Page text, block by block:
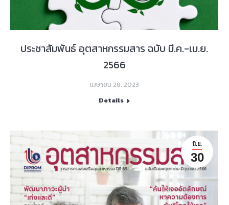
ประชาสัมพันธ์ อุตสาหกรรมสาร ฉบับ มี.ค.-เม.ย.
2566
เมษายน 28, 2023
Details
มิ.ย.
30